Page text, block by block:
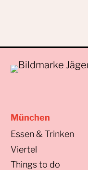
München
Essen & Trinken
Viertel
Things to do